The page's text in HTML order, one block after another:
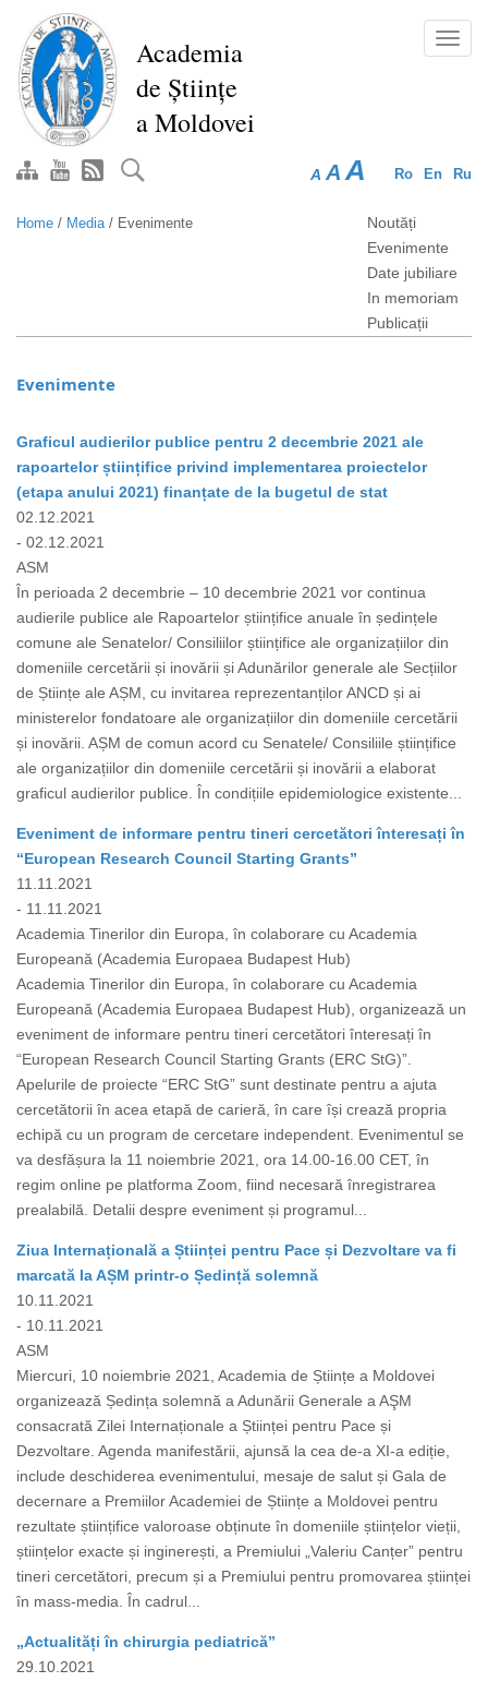
main
content
Academia
de Științe
a Moldovei
Ro En Ru
A A A
Home / Media/ Evenimente
Noutăți
Evenimente
Date jubiliare
In memoriam
Publicații
Evenimente
Graficul audierilor publice pentru 2 decembrie 2021 ale
rapoartelor științifice privind implementarea proiectelor
(etapa anului 2021) finanțate de la bugetul de stat
02.12.2021
- 02.12.2021
ASM
În perioada 2 decembrie – 10 decembrie 2021 vor continua
audierile publice ale Rapoartelor științifice anuale în ședințele
comune ale Senatelor/ Consiliilor științifice ale organizațiilor din
domeniile cercetării și inovării și Adunărilor generale ale Secțiilor
de Științe ale AȘM, cu invitarea reprezentanților ANCD și ai
ministerelor fondatoare ale organizațiilor din domeniile cercetării
și inovării. AȘM de comun acord cu Senatele/ Consiliile științifice
ale organizațiilor din domeniile cercetării și inovării a elaborat
graficul audierilor publice. În condițiile epidemiologice existente...
Eveniment de informare pentru tineri cercetători înteresați în
“European Research Council Starting Grants”
11.11.2021
- 11.11.2021
Academia Tinerilor din Europa, în colaborare cu Academia
Europeană (Academia Europaea Budapest Hub)
Academia Tinerilor din Europa, în colaborare cu Academia
Europeană (Academia Europaea Budapest Hub), organizează un
eveniment de informare pentru tineri cercetători înteresați în
“European Research Council Starting Grants (ERC StG)”.
Apelurile de proiecte “ERC StG” sunt destinate pentru a ajuta
cercetătorii în acea etapă de carieră, în care își crează propria
echipă cu un program de cercetare independent. Evenimentul se
va desfășura la 11 noiembrie 2021, ora 14.00-16.00 CET, în
regim online pe platforma Zoom, fiind necesară înregistrarea
prealabilă. Detalii despre eveniment și programul...
Ziua Internațională a Științei pentru Pace și Dezvoltare va fi
marcată la AȘM printr-o Ședință solemnă
10.11.2021
- 10.11.2021
ASM
Miercuri, 10 noiembrie 2021, Academia de Științe a Moldovei
organizează Ședința solemnă a Adunării Generale a AŞM
consacrată Zilei Internaționale a Științei pentru Pace și
Dezvoltare. Agenda manifestării, ajunsă la cea de-a XI-a ediție,
include deschiderea evenimentului, mesaje de salut și Gala de
decernare a Premiilor Academiei de Științe a Moldovei pentru
rezultate științifice valoroase obținute în domeniile științelor vieții,
științelor exacte și inginerești, a Premiului „Valeriu Canțer” pentru
tineri cercetători, precum și a Premiului pentru promovarea științei
în mass-media. În cadrul...
„Actualități în chirurgia pediatrică”
29.10.2021